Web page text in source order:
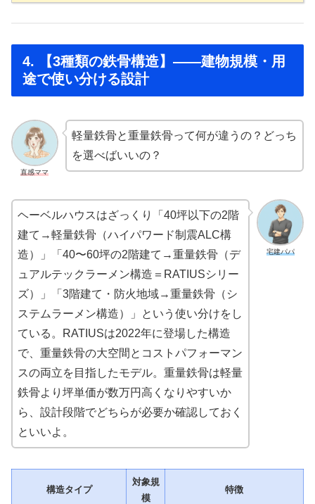
4. 【3種類の鉄骨構造】——建物規模・用
途で使い分ける設計
直感ママ
軽量鉄骨と重量鉄骨って何が違うの？どっち
を選べばいいの？
宅建パパ
ヘーベルハウスはざっくり「40坪以下の2階
建て→軽量鉄骨（ハイパワード制震ALC構
造）」「40〜60坪の2階建て→重量鉄骨（デ
ュアルテックラーメン構造＝RATIUSシリー
ズ）」「3階建て・防火地域→重量鉄骨（シ
ステムラーメン構造）」という使い分けをし
ている。RATIUSは2022年に登場した構造
で、重量鉄骨の大空間とコストパフォーマン
スの両立を目指したモデル。重量鉄骨は軽量
鉄骨より坪単価が数万円高くなりやすいか
ら、設計段階でどちらが必要か確認しておく
といいよ。
構造タイプ
対象規
模
特徴